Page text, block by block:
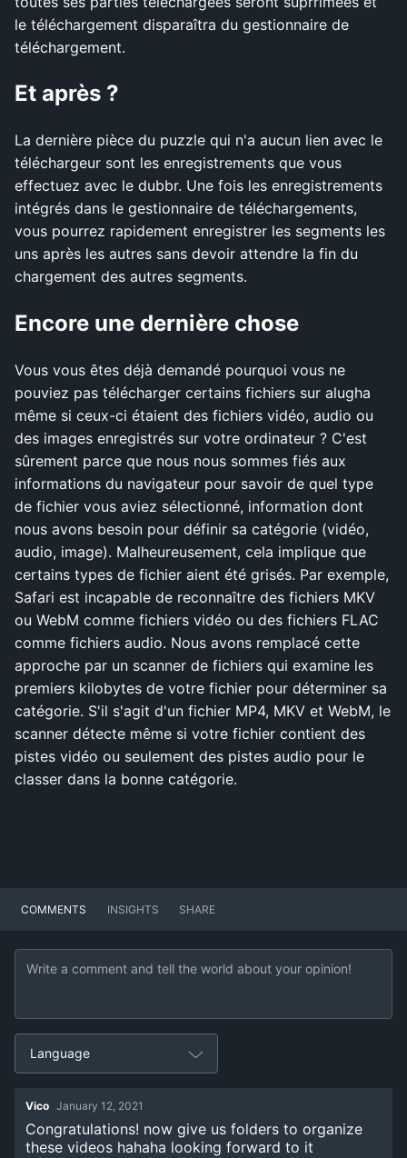
le téléchargement disparaîtra du gestionnaire de
téléchargement.
Et après ?
La dernière pièce du puzzle qui n'a aucun lien avec le
téléchargeur sont les enregistrements que vous
effectuez avec le dubbr. Une fois les enregistrements
intégrés dans le gestionnaire de téléchargements,
vous pourrez rapidement enregistrer les segments les
uns après les autres sans devoir attendre la fin du
chargement des autres segments.
Encore une dernière chose
Vous vous êtes déjà demandé pourquoi vous ne
pouviez pas télécharger certains fichiers sur alugha
même si ceux-ci étaient des fichiers vidéo, audio ou
des images enregistrés sur votre ordinateur ? C'est
sûrement parce que nous nous sommes fiés aux
informations du navigateur pour savoir de quel type
de fichier vous aviez sélectionné, information dont
nous avons besoin pour définir sa catégorie (vidéo,
audio, image). Malheureusement, cela implique que
certains types de fichier aient été grisés. Par exemple,
Safari est incapable de reconnaître des fichiers MKV
ou WebM comme fichiers vidéo ou des fichiers FLAC
comme fichiers audio. Nous avons remplacé cette
approche par un scanner de fichiers qui examine les
premiers kilobytes de votre fichier pour déterminer sa
catégorie. S'il s'agit d'un fichier MP4, MKV et WebM, le
scanner détecte même si votre fichier contient des
pistes vidéo ou seulement des pistes audio pour le
classer dans la bonne catégorie.
COMMENTS INSIGHTS SHARE
Language
Vico January 12, 2021
Congratulations! now give us folders to organize
these videos hahaha looking forward to it